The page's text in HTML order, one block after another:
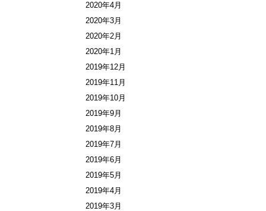
2020年4月
2020年3月
2020年2月
2020年1月
2019年12月
2019年11月
2019年10月
2019年9月
2019年8月
2019年7月
2019年6月
2019年5月
2019年4月
2019年3月